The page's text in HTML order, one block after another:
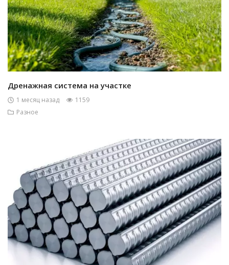
Дренажная система на участке
1 месяц назад
1159
Разное